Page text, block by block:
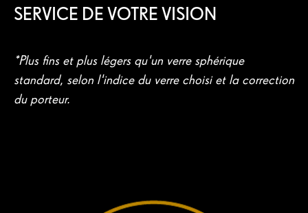
SERVICE DE VOTRE VISION
*Plus fins et plus légers qu'un verre sphérique
standard, selon l'indice du verre choisi et la correction
du porteur.